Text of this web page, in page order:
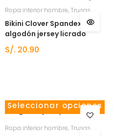
Ropa interior hombre, Trusas
Bikini Clover Spandex en
algodón jersey licrado
S/. 20.90
Seleccionar opciones
Ropa interior hombre, Trusas